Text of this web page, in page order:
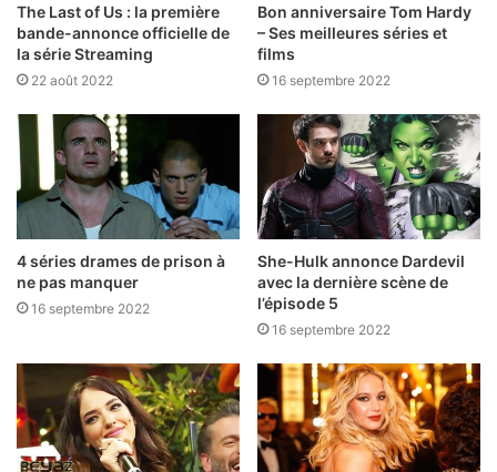
The Last of Us : la première
bande-annonce officielle de
la série Streaming
22 août 2022
Bon anniversaire Tom Hardy
– Ses meilleures séries et
films
16 septembre 2022
4 séries drames de prison à
ne pas manquer
16 septembre 2022
She-Hulk annonce Dardevil
avec la dernière scène de
l’épisode 5
16 septembre 2022